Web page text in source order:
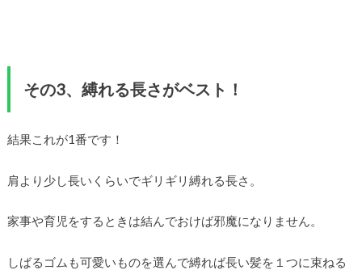
その3、縛れる長さがベスト！
結果これが1番です！
肩より少し長いくらいでギリギリ縛れる長さ。
家事や育児をするときは結んでおけば邪魔になりません。
しばるゴムも可愛いものを選んで縛れば長い髪を１つに束ねる